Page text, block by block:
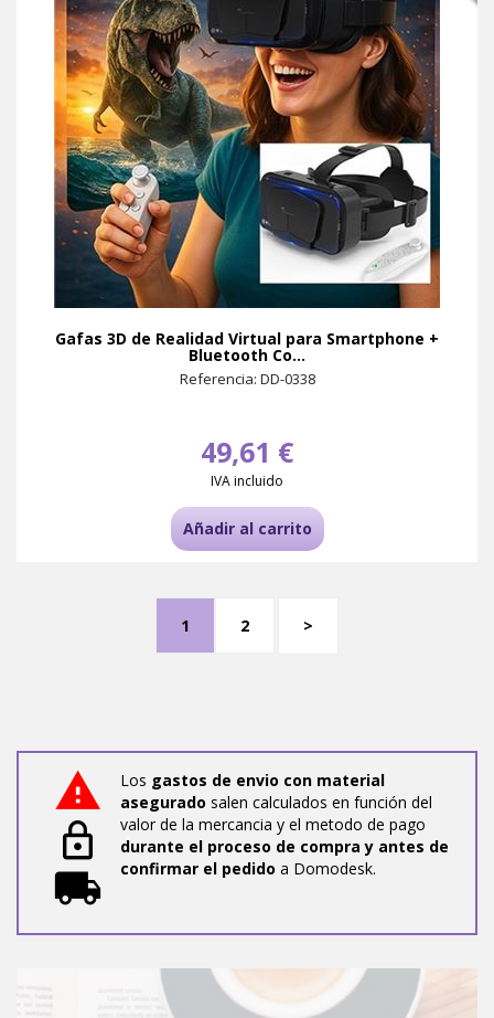
Gafas 3D de Realidad Virtual para Smartphone +
Bluetooth Co...
Referencia: DD-0338
49,61 €
IVA incluido
Añadir al carrito
1 2 >
Los gastos de envio con material
asegurado salen calculados en función del
valor de la mercancia y el metodo de pago
durante el proceso de compra y antes de
confirmar el pedido a Domodesk.